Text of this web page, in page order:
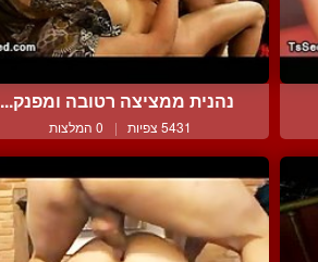
נהנית ממציצה רטובה ומפנק...
5431 צפיות | 0 המלצות